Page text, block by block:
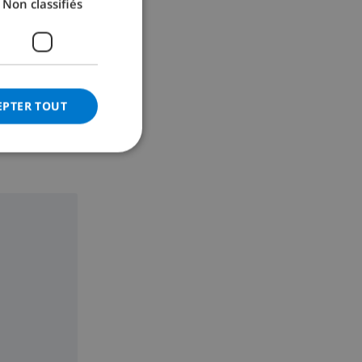
CATALAN
DANISH
Non classifiés
TOUT